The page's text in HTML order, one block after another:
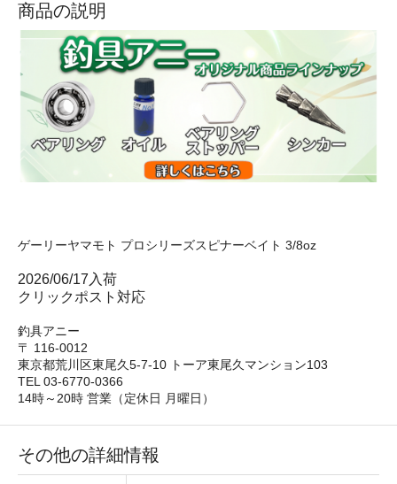
商品の説明
ゲーリーヤマモト プロシリーズスピナーベイト 3/8oz
2026/06/17入荷
クリックポスト対応
釣具アニー
〒 116-0012
東京都荒川区東尾久5-7-10 トーア東尾久マンション103
TEL 03-6770-0366
14時～20時 営業（定休日 月曜日）
その他の詳細情報